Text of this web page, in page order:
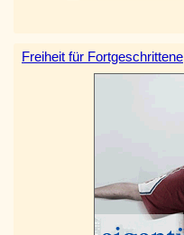
Freiheit für Fortgeschrittene